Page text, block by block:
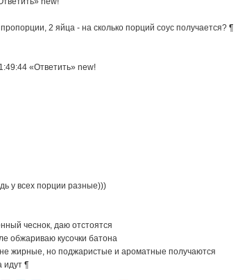
2 яйца - на сколько порций соус получается? ¶
«Ответить» new!
у всех порции разные)))
чеснок, даю отстоятся
обжариваю кусочки батона
жирные, но поджаристые и ароматные получаются
идут ¶